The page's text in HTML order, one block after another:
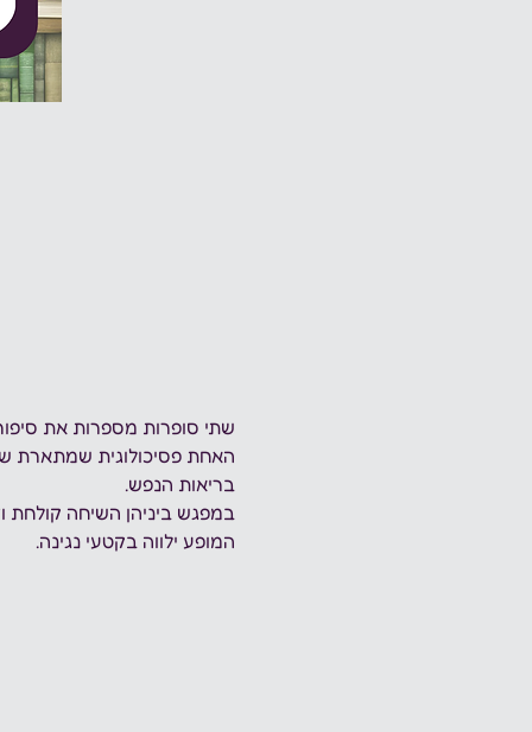
שתי סופרות מספרות את
האחת פסיכולוגית שמתארת
בריאות הנפש.
במפגש ביניהן השיחה קולחת
המופע ילווה בקטעי נגינה.